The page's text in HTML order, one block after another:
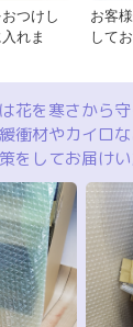
つけし
れま
お客
して
花を寒さから守
緩衝材やカイロ
をしてお届けい